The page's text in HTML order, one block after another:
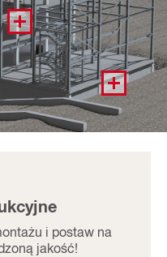
i postaw na
jakość!